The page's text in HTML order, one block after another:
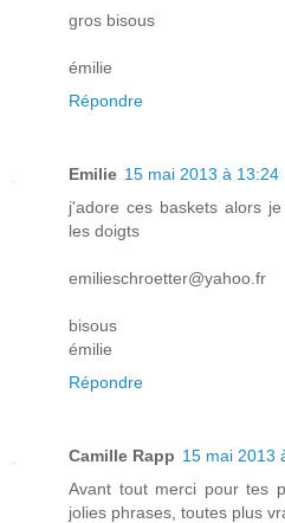
gros bisous
émilie
Répondre
Emilie 15 mai 2013 à 13:24
j'adore ces baskets alors
les doigts
emilieschroetter@yahoo.fr
bisous
émilie
Répondre
Camille Rapp 15 mai 2013
Avant tout merci pour tes
jolies phrases, toutes plus